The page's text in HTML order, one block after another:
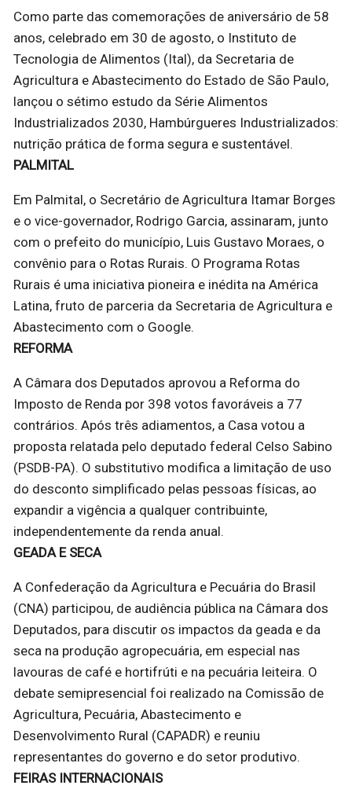
Como parte das comemorações de aniversário de 58
anos, celebrado em 30 de agosto, o Instituto de
Tecnologia de Alimentos (Ital), da Secretaria de
Agricultura e Abastecimento do Estado de São Paulo,
lançou o sétimo estudo da Série Alimentos
Industrializados 2030, Hambúrgueres Industrializados:
nutrição prática de forma segura e sustentável.
PALMITAL
Em Palmital, o Secretário de Agricultura Itamar Borges
e o vice-governador, Rodrigo Garcia, assinaram, junto
com o prefeito do município, Luis Gustavo Moraes, o
convênio para o Rotas Rurais. O Programa Rotas
Rurais é uma iniciativa pioneira e inédita na América
Latina, fruto de parceria da Secretaria de Agricultura e
Abastecimento com o Google.
REFORMA
A Câmara dos Deputados aprovou a Reforma do
Imposto de Renda por 398 votos favoráveis a 77
contrários. Após três adiamentos, a Casa votou a
proposta relatada pelo deputado federal Celso Sabino
(PSDB-PA). O substitutivo modifica a limitação de uso
do desconto simplificado pelas pessoas físicas, ao
expandir a vigência a qualquer contribuinte,
independentemente da renda anual.
GEADA E SECA
A Confederação da Agricultura e Pecuária do Brasil
(CNA) participou, de audiência pública na Câmara dos
Deputados, para discutir os impactos da geada e da
seca na produção agropecuária, em especial nas
lavouras de café e hortifrúti e na pecuária leiteira. O
debate semipresencial foi realizado na Comissão de
Agricultura, Pecuária, Abastecimento e
Desenvolvimento Rural (CAPADR) e reuniu
representantes do governo e do setor produtivo.
FEIRAS INTERNACIONAIS